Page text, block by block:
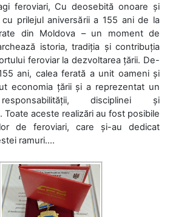
feroviari, Cu deosebită onoare și
prilejul aniversării a 155 ani de la
din Moldova – un moment de
istoria, tradiția și contribuția
feroviar la dezvoltarea țării. De-
ani, calea ferată a unit oameni și
economia țării și a reprezentat un
disciplinei și
Toate aceste realizări au fost posibile
de feroviari, care și-au dedicat
ramuri....